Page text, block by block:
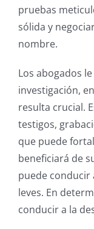
pruebas
sólida y
nombre.
Los abogados
investigación,
resulta crucial.
testigos,
que puede
beneficiará de
puede conducir
leves. En
conducir a la